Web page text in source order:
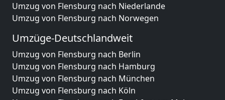
Umzug von Flensburg nach Niederlande
Umzug von Flensburg nach Norwegen
Umzüge-Deutschlandweit
Umzug von Flensburg nach Berlin
Umzug von Flensburg nach Hamburg
Umzug von Flensburg nach München
Umzug von Flensburg nach Köln